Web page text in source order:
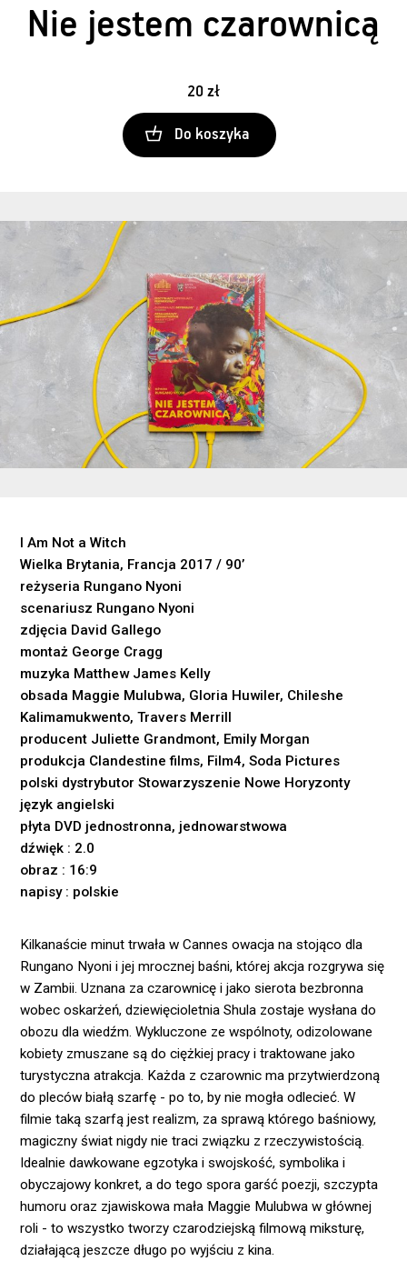
Nie jestem czarownicą
20 zł
Do koszyka
I Am Not a Witch
Wielka Brytania, Francja 2017 / 90’
reżyseria Rungano Nyoni
scenariusz Rungano Nyoni
zdjęcia David Gallego
montaż George Cragg
muzyka Matthew James Kelly
obsada Maggie Mulubwa, Gloria Huwiler, Chileshe
Kalimamukwento, Travers Merrill
producent Juliette Grandmont, Emily Morgan
produkcja Clandestine films, Film4, Soda Pictures
polski dystrybutor Stowarzyszenie Nowe Horyzonty
język angielski
płyta DVD jednostronna, jednowarstwowa
dźwięk : 2.0
obraz : 16:9
napisy : polskie
Kilkanaście minut trwała w Cannes owacja na stojąco dla
Rungano Nyoni i jej mrocznej baśni, której akcja rozgrywa się
w Zambii. Uznana za czarownicę i jako sierota bezbronna
wobec oskarżeń, dziewięcioletnia Shula zostaje wysłana do
obozu dla wiedźm. Wykluczone ze wspólnoty, odizolowane
kobiety zmuszane są do ciężkiej pracy i traktowane jako
turystyczna atrakcja. Każda z czarownic ma przytwierdzoną
do pleców białą szarfę - po to, by nie mogła odlecieć. W
filmie taką szarfą jest realizm, za sprawą którego baśniowy,
magiczny świat nigdy nie traci związku z rzeczywistością.
Idealnie dawkowane egzotyka i swojskość, symbolika i
obyczajowy konkret, a do tego spora garść poezji, szczypta
humoru oraz zjawiskowa mała Maggie Mulubwa w głównej
roli - to wszystko tworzy czarodziejską filmową miksturę,
działającą jeszcze długo po wyjściu z kina.